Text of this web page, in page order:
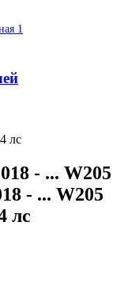
1
лс
- ... W205
- ... W205
лс